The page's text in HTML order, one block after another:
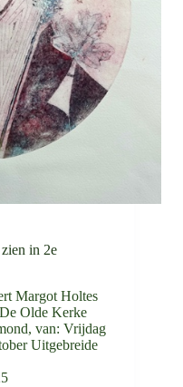
in 2e
Margot Holtes
Olde Kerke
van: Vrijdag
Uitgebreide